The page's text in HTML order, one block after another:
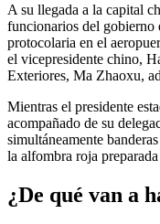
A su llegada a la capital
funcionarios del gobierno
protocolaria en el
el vicepresidente chino,
Exteriores, Ma Zhaoxu,
Mientras el presidente
acompañado de su
simultáneamente
la alfombra roja
¿De qué van a